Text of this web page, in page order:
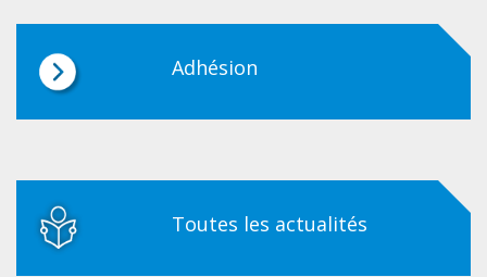
Adhésion
Toutes les actualités